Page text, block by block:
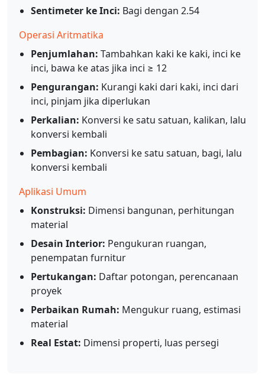
Sentimeter ke Inci: Bagi dengan 2.54
Operasi Aritmatika
Penjumlahan: Tambahkan kaki ke kaki, inci ke
inci, bawa ke atas jika inci ≥ 12
Pengurangan: Kurangi kaki dari kaki, inci dari
inci, pinjam jika diperlukan
Perkalian: Konversi ke satu satuan, kalikan, lalu
konversi kembali
Pembagian: Konversi ke satu satuan, bagi, lalu
konversi kembali
Aplikasi Umum
Konstruksi: Dimensi bangunan, perhitungan
material
Desain Interior: Pengukuran ruangan,
penempatan furnitur
Pertukangan: Daftar potongan, perencanaan
proyek
Perbaikan Rumah: Mengukur ruang, estimasi
material
Real Estat: Dimensi properti, luas persegi